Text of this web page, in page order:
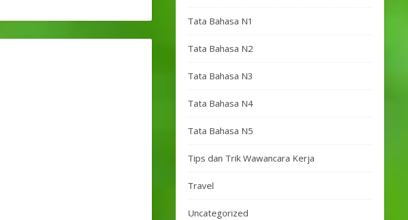
Tata Bahasa N1
Tata Bahasa N2
Tata Bahasa N3
Tata Bahasa N4
Tata Bahasa N5
Tips dan Trik Wawancara Kerja
Travel
Uncategorized